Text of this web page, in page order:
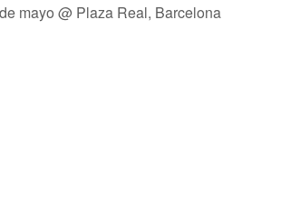
mayo @ Plaza Real, Barcelona